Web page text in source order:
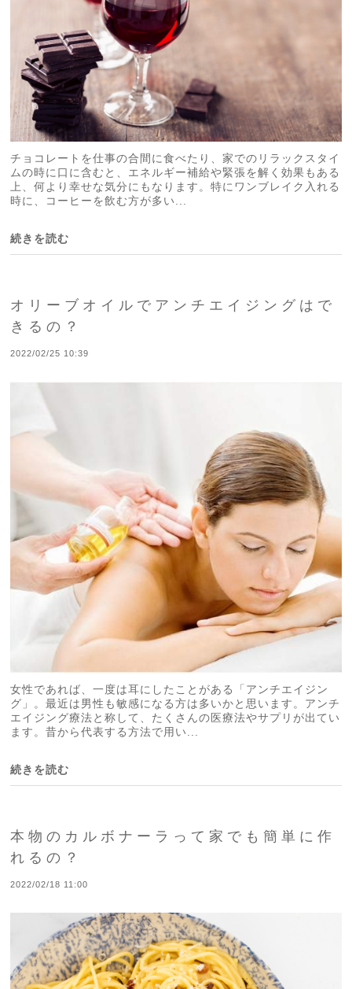
チョコレートを仕事の合間に食べたり、家でのリラックスタイ
ムの時に口に含むと、エネルギー補給や緊張を解く効果もある
上、何より幸せな気分にもなります。特にワンブレイク入れる
時に、コーヒーを飲む方が多い...
続きを読む
オリーブオイルでアンチエイジングはで
きるの？
2022/02/25 10:39
女性であれば、一度は耳にしたことがある「アンチエイジン
グ」。最近は男性も敏感になる方は多いかと思います。アンチ
エイジング療法と称して、たくさんの医療法やサプリが出てい
ます。昔から代表する方法で用い...
続きを読む
本物のカルボナーラって家でも簡単に作
れるの？
2022/02/18 11:00